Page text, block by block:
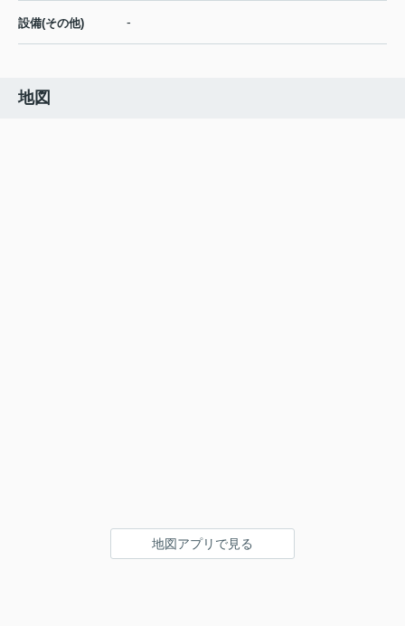
設備(その他) -
地図
地図アプリで見る